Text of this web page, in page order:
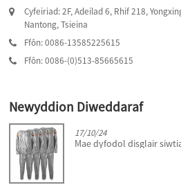
Cyfeiriad: 2F, Adeilad 6, Rhif 218,
Nantong, Tsieina
Ffôn: 0086-13585225615
Ffôn: 0086-(0)513-85665615
Newyddion Diweddaraf
17/10/24
Mae dyfodol disglair